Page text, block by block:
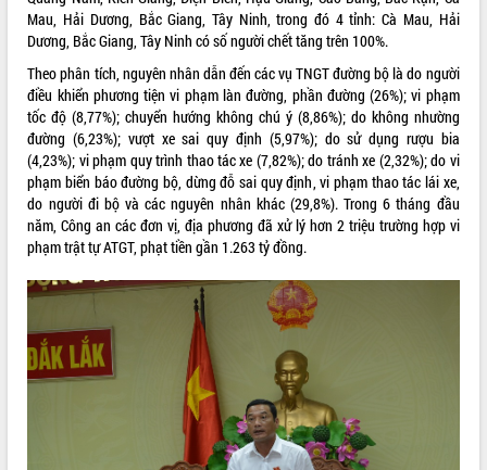
Khám bệnh, cấp phát thuốc miễn phí
và tặng quà người dân xã Cư Pui
Hội nghị UBND tỉnh Đắk Lắk thường kỳ
tháng 7/2026
Lễ truy tặng danh hiệu “Bà Mẹ Việt
Nam Anh hùng” và trao Huân chương
Lao động
UBND tỉnh Đắk Lắk triển khai nhiệm
vụ 6 tháng cuối năm 2026
Kỳ họp thứ Hai, Hội đồng nhân dân
tỉnh khóa XI quyết nghị nhiều nội dung
ALBUM ẢNH
Mau, Hải Dương, Bắc Giang, Tây Ninh, trong đó 4 tỉnh: Cà Mau, Hải
Dương, Bắc Giang, Tây Ninh có số người chết tăng trên 100%.
Theo phân tích, nguyên nhân dẫn đến các vụ TNGT đường bộ là do người
điều khiển phương tiện vi phạm làn đường, phần đường (26%); vi phạm
tốc độ (8,77%); chuyển hướng không chú ý (8,86%); do không nhường
đường (6,23%); vượt xe sai quy định (5,97%); do sử dụng rượu bia
(4,23%); vi phạm quy trình thao tác xe (7,82%); do tránh xe (2,32%); do vi
phạm biển báo đường bộ, dừng đỗ sai quy định, vi phạm thao tác lái xe,
do người đi bộ và các nguyên nhân khác (29,8%). Trong 6 tháng đầu
năm, Công an các đơn vị, địa phương đã xử lý hơn 2 triệu trường hợp vi
phạm trật tự ATGT, phạt tiền gần 1.263 tỷ đồng.